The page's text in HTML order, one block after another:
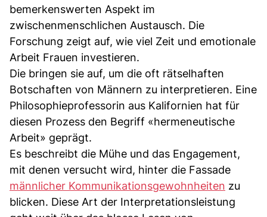
bemerkenswerten Aspekt im
zwischenmenschlichen Austausch. Die
Forschung zeigt auf, wie viel Zeit und emotionale
Arbeit Frauen investieren.
Die bringen sie auf, um die oft rätselhaften
Botschaften von Männern zu interpretieren. Eine
Philosophieprofessorin aus Kalifornien hat für
diesen Prozess den Begriff «hermeneutische
Arbeit» geprägt.
Es beschreibt die Mühe und das Engagement,
mit denen versucht wird, hinter die Fassade
männlicher Kommunikationsgewohnheiten zu
blicken. Diese Art der Interpretationsleistung